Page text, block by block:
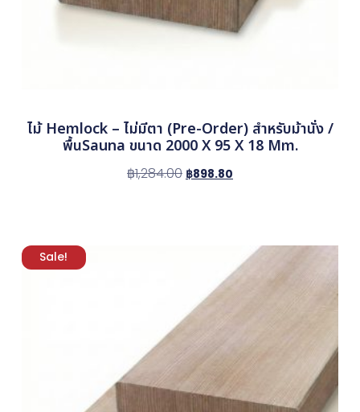
ไม้ Hemlock – ไม่มีตา (Pre-Order) สำหรับม้านั่ง /
พื้นSauna ขนาด 2000 X 95 X 18 Mm.
฿1,284.00 ฿898.80
Sale!